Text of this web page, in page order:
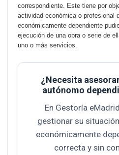
correspondiente.
Este tiene por
actividad económica o profesional
económicamente dependiente
ejecución de una obra o serie de
uno o más servicios.
¿Necesita
autónomo
En Gestoría
gestionar su
económicamente
correcta y sin